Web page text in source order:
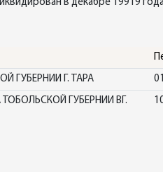
в декабре 19919
ГУБЕРНИИ Г. ТАРА
ГУБЕРНИИ ВГ.